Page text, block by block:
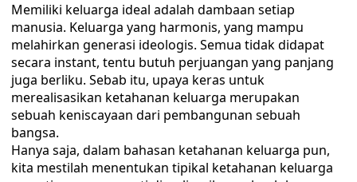
Memiliki keluarga ideal adalah dambaan setiap
manusia. Keluarga yang harmonis, yang mampu
melahirkan generasi ideologis. Semua tidak didapat
secara instant, tentu butuh perjuangan yang panjang
juga berliku. Sebab itu, upaya keras untuk
merealisasikan ketahanan keluarga merupakan
sebuah keniscayaan dari pembangunan sebuah
bangsa.
Hanya saja, dalam bahasan ketahanan keluarga pun,
kita mestilah menentukan tipikal ketahanan keluarga